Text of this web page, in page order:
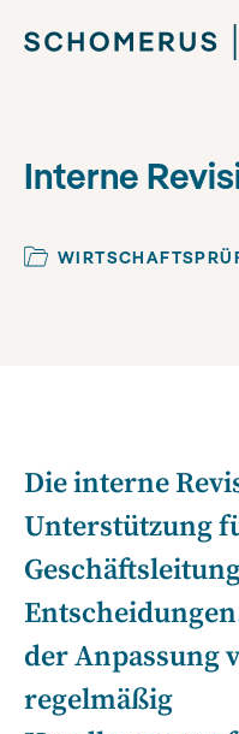
Interne
Die interne
Unterstützung
der Anpassung
regelmäßig